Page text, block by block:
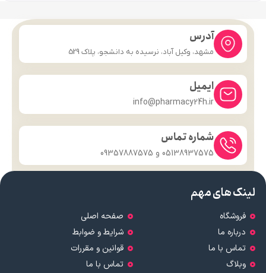
آدرس
مشهد، وکیل آباد، نرسیده به دانشجو، پلاک 529
ایمیل
info@pharmacy24h.ir
شماره تماس
05138937575 و 09357887575
لینک های مهم
فروشگاه
درباره ما
تماس با ما
وبلاگ
صفحه اصلی
شرایط و ضوابط
قوانین و مقررات
تماس با ما